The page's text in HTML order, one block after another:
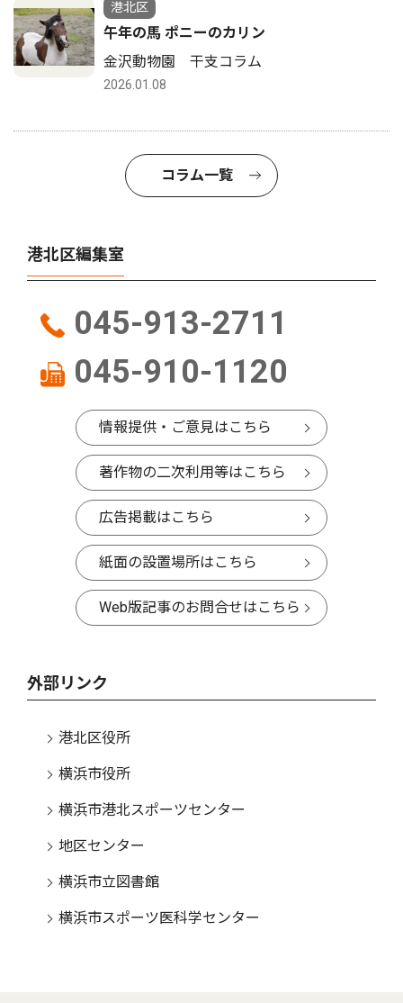
港北区
午年の馬 ポニーのカリン
金沢動物園 干支コラム
2026.01.08
コラム一覧
港北区編集室
045-913-2711
045-910-1120
情報提供・ご意見はこちら
著作物の二次利用等はこちら
広告掲載はこちら
紙面の設置場所はこちら
Web版記事のお問合せはこちら
外部リンク
港北区役所
横浜市役所
横浜市港北スポーツセンター
地区センター
横浜市立図書館
横浜市スポーツ医科学センター